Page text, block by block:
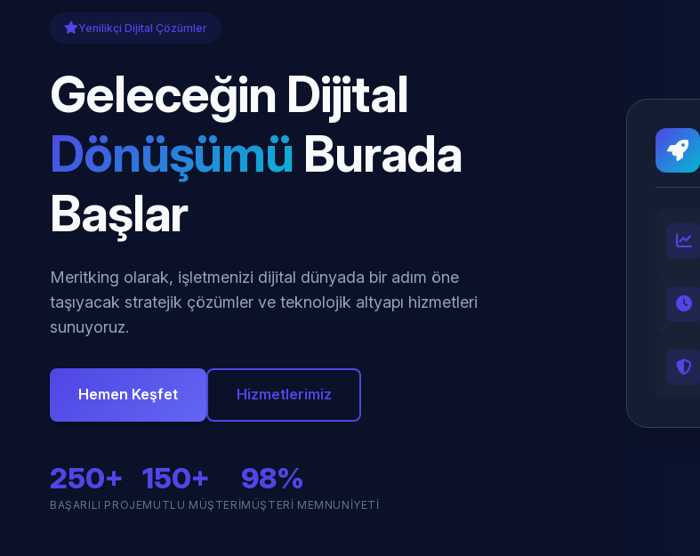
Yenilikçi Dijital Çözümler
Geleceğin Dijital
Dönüşümü Burada
Başlar
Meritking olarak, işletmenizi dijital dünyada bir adım öne
taşıyacak stratejik çözümler ve teknolojik altyapı hizmetleri
sunuyoruz.
Hemen Keşfet Hizmetlerimiz
250+
BAŞARILI PROJE
150+
MUTLU MÜŞTERI
98%
MÜŞTERI MEMNUNIYETI